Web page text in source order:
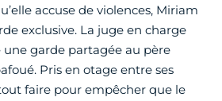
accuse de violences, Miriam
exclusive. La juge en charge
une garde partagée au père
Pris en otage entre ses
faire pour empêcher que le